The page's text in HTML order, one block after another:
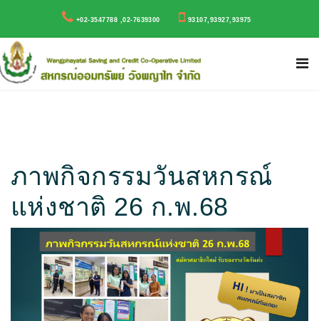
+02-3547788 ,02-7639300 93107,93927,93975
ภาพกิจกรรมวันสหกรณ์
แห่งชาติ 26 ก.พ.68